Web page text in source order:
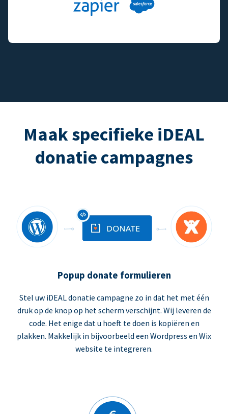
Maak specifieke iDEAL
donatie campagnes
Popup donate formulieren
Stel uw iDEAL donatie campagne zo in dat het met één
druk op de knop op het scherm verschijnt. Wij leveren de
code. Het enige dat u hoeft te doen is kopiëren en
plakken. Makkelijk in bijvoorbeeld een Wordpress en Wix
website te integreren.